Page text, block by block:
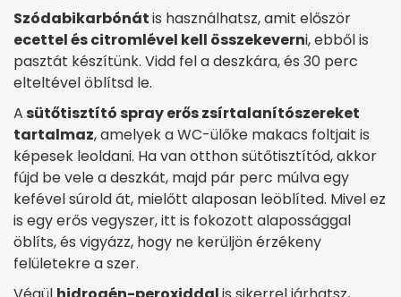
Szódabikarbónátis használhatsz, amit először
ecettel és citromlével kell összekeverni, ebből is
pasztát készítünk. Vidd fel a deszkára, és 30 perc
elteltével öblítsd le.
A sütőtisztító spray erős zsírtalanítószereket
tartalmaz, amelyek a WC-ülőke makacs foltjait is
képesek leoldani. Ha van otthon sütőtisztítód, akkor
fújd be vele a deszkát, majd pár perc múlva egy
kefével súrold át, mielőtt alaposan leöblíted. Mivel ez
is egy erős vegyszer, itt is fokozott alapossággal
öblíts, és vigyázz, hogy ne kerüljön érzékeny
felületekre a szer.